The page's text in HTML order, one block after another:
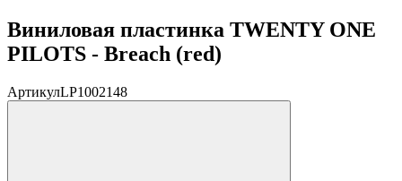
Виниловая пластинка TWENTY ONE
PILOTS - Breach (red)
АртикулLP1002148